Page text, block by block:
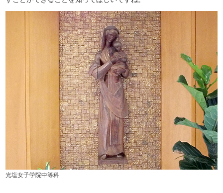
光塩女子学院中等科